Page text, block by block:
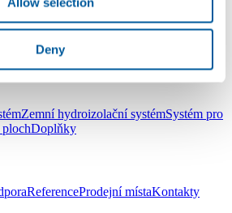
Deny
YouTube
Zemní hydroizolační systémSystém pro
Doplňky
ReferenceProdejní místaKontakty